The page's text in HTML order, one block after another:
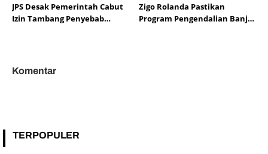
JPS Desak Pemerintah Cabut
Izin Tambang Penyebab
Zigo Rolanda Pastikan
Program Pengendalian Banjir
Komentar
TERPOPULER